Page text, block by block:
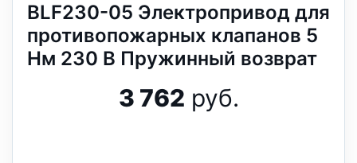
BLF230-05 Электропривод для
противопожарных клапанов 5
Нм 230 В Пружинный возврат
3 762 руб.